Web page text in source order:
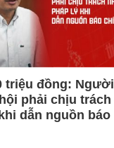
triệu đồng: Người
phải chịu trách
dẫn nguồn báo